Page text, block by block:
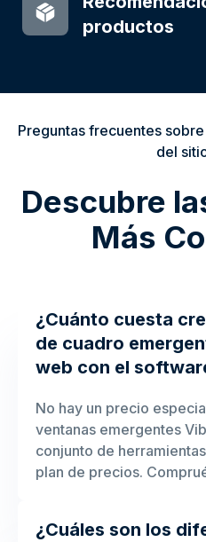
productos
Preguntas frecuentes
del
Descubre
Más
¿Cuánto cuesta
de cuadro
web con el
No hay un precio
ventanas emergentes
conjunto de
plan de precios.
¿Cuáles son los